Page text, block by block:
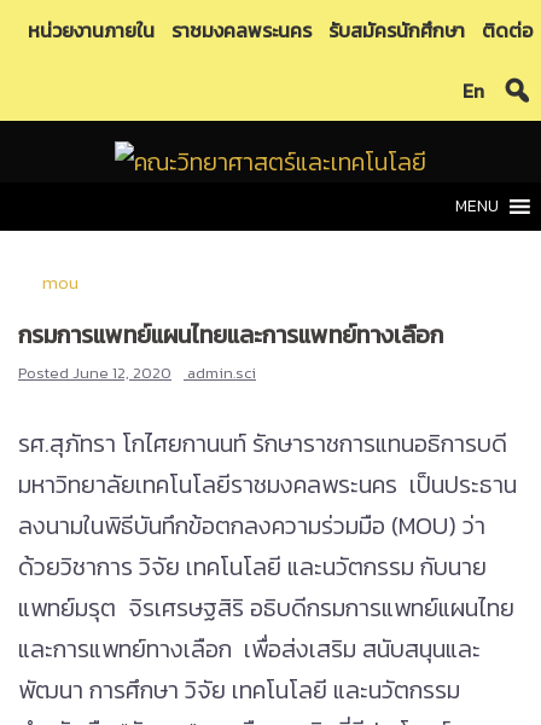
Skipหน่วยงานภายใน ราชมงคลพระนคร รับสมัครนักศึกษา ติดต่อ
En
MENU
mou
กรมการแพทย์แผนไทยและการแพทย์ทางเลือก
Posted June 12, 2020 admin.sci
รศ.สุภัทรา โกไศยกานนท์ รักษาราชการแทนอธิการบดี
มหาวิทยาลัยเทคโนโลยีราชมงคลพระนคร เป็นประธาน
ลงนามในพิธีบันทึกข้อตกลงความร่วมมือ (MOU) ว่า
ด้วยวิชาการ วิจัย เทคโนโลยี และนวัตกรรม กับนาย
แพทย์มรุต จิรเศรษฐสิริ อธิบดีกรมการแพทย์แผนไทย
และการแพทย์ทางเลือก เพื่อส่งเสริม สนับสนุนและ
พัฒนา การศึกษา วิจัย เทคโนโลยี และนวัตกรรม